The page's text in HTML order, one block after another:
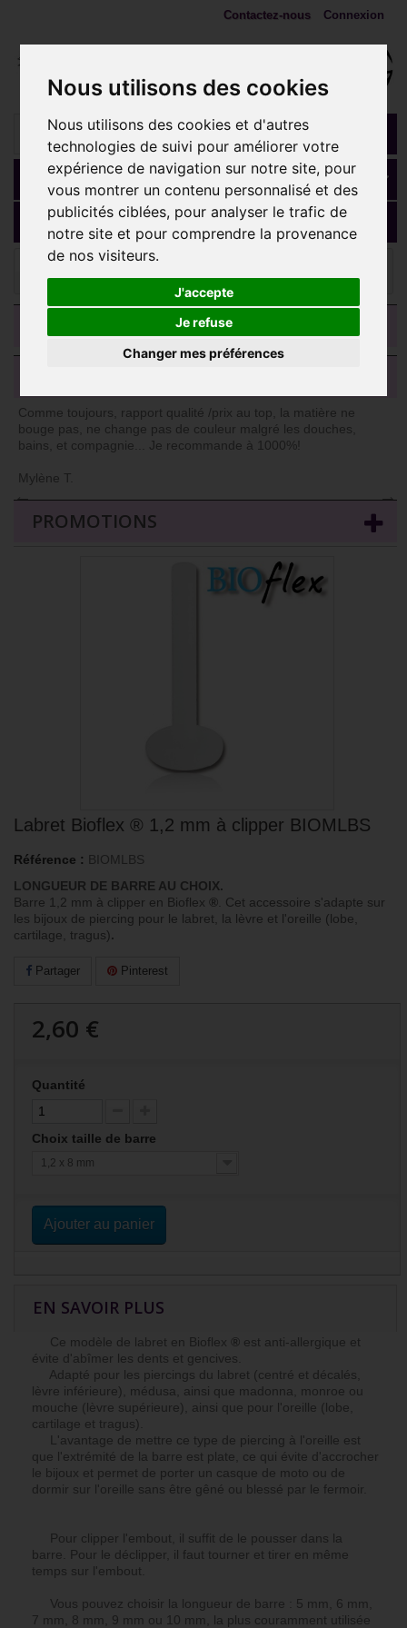
Nous utilisons des cookies
Nous utilisons des cookies et d'autres
technologies de suivi pour améliorer votre
expérience de navigation sur notre site, pour
vous montrer un contenu personnalisé et des
publicités ciblées, pour analyser le trafic de
notre site et pour comprendre la provenance
de nos visiteurs.
J'accepte
Je refuse
Changer mes préférences
Connexion
Contactez-nous
Panier (vide)
MENU
Embouts 1,2 mm (Accessoires)
mm à clipper BIOMLBS
Comme toujours, rapport qualité /prix au top, la matière ne
bouge pas, ne change pas de couleur malgré les douches,
bains, et compagnie... Je recommande à 1000%!
Mylène T.
→
←
PROMOTIONS
Labret Bioflex ® 1,2 mm à clipper BIOMLBS
Référence : BIOMLBS
LONGUEUR DE BARRE AU CHOIX.
Barre 1,2 mm à clipper en Bioflex ® . Cet accessoire s'adapte sur
les bijoux de piercing pour le labret, la lèvre et l'oreille (lobe,
cartilage, tragus).
Partager Pinterest
2,60 €
Quantité
Choix taille de barre
1,2 x 8 mm
Ajouter au panier
EN SAVOIR PLUS
Ce modèle de labret en Bioflex ® est anti-allergique et
évite d'abîmer les dents et gencives.
Adapté pour les piercings du labret (centré et décalés,
lèvre inférieure), médusa, ainsi que madonna, monroe ou
mouche (lèvre supérieure), ainsi que pour l'oreille (lobe,
cartilage et tragus).
L'avantage de mettre ce type de piercing à l'oreille est
que l'extrémité de la barre est plate, ce qui évite d'accrocher
le bijoux et permet de porter un casque de moto ou de
dormir sur l'oreille sans être gêné ou blessé par le fermoir.
Pour clipper l'embout, il suffit de le pousser dans la
barre. Pour le déclipper, il faut tourner et tirer en même
temps sur l'embout.
Vous pouvez choisir la longueur de barre : 5 mm, 6 mm,
7 mm, 8 mm, 9 mm ou 10 mm, la plus couramment utilisée